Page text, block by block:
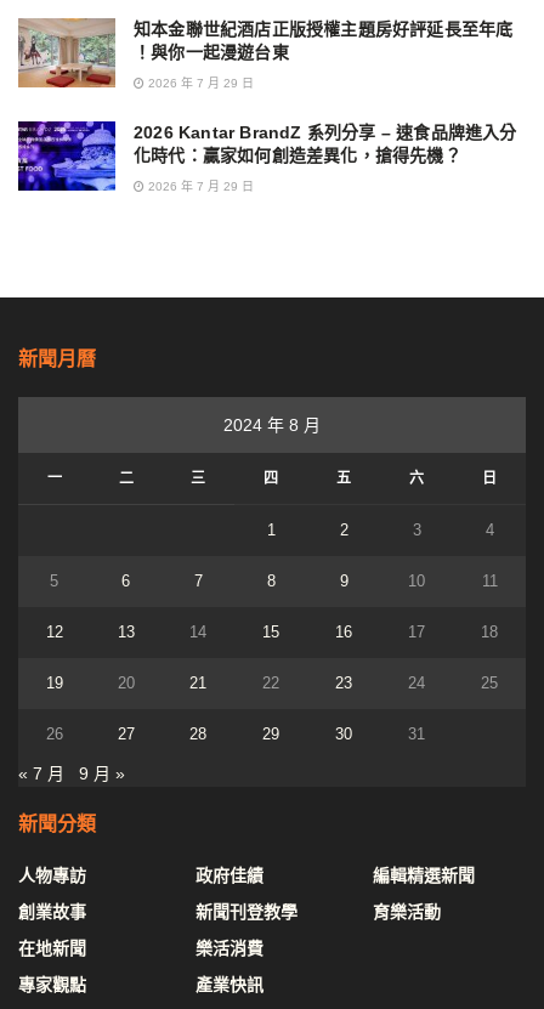
知本金聯世紀酒店正版授權主題房好評延長至年底
！與你一起漫遊台東
2026 年 7 月 29 日
2026 Kantar BrandZ 系列分享 – 速食品牌進入分
化時代：贏家如何創造差異化，搶得先機？
2026 年 7 月 29 日
新聞月曆
2024 年 8 月
一 二 三 四 五 六 日
1 2 3 4
5 6 7 8 9 10 11
12 13 14 15 16 17 18
19 20 21 22 23 24 25
26 27 28 29 30 31
« 7 月 9 月 »
新聞分類
人物專訪
創業故事
在地新聞
專家觀點
政府佳績
新聞刊登教學
樂活消費
產業快訊
編輯精選新聞
育樂活動